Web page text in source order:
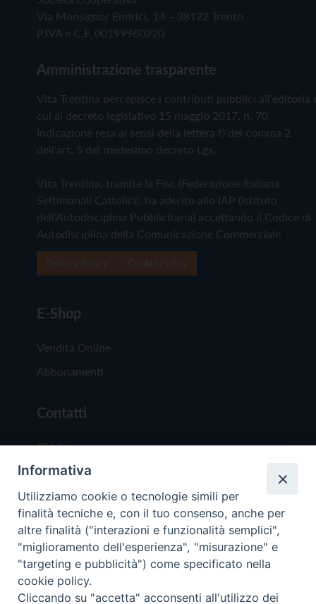
Via Monsignor Endrici, 14 – 38122 Trento
P.IVA e C.F. 00199960220
Amministrazione trasparente
Vita Trentina percepisce i contributi pubblici all'editoria
cui al decreto legislativo 15 maggio 2017, n. 70.
Indicazione resa ai sensi della lettera f) del comma 2
dell'art. 5 del medesimo decreto Lgs.
Vita Trentina, tramite la Fisc (Federazione Italiana
Settimanali Cattolici), ha aderito allo IAP (Istituto
dell'Autodisciplina Pubblicitaria) accettando il Codice di
Autodisciplina della Comunicazione Commerciale
E-Shop
Vendita Online
Abbonamenti
Contatti
Chi Siamo
Redazione
Scrivici
Copyright © 2019 - Tutti i diritti riservati - Vita
Informativa
Utilizziamo cookie o tecnologie simili per
finalità tecniche e, con il tuo consenso, anche per
altre finalità ("interazioni e funzionalità semplici",
"miglioramento dell'esperienza", "misurazione" e
"targeting e pubblicità") come specificato nella
cookie policy.
Cliccando su "accetta" acconsenti all'utilizzo dei